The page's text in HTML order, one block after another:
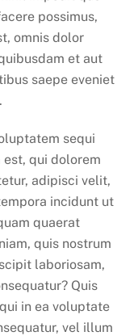
possimus,
omnis dolor
et aut
saepe eveniet
sequi
est, qui dolorem
adipisci velit,
incidunt ut
quaerat
quis nostrum
laboriosam,
Quis
in ea voluptate
vel illum